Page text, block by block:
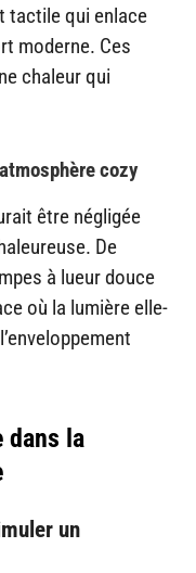
tactile qui enlace
moderne. Ces
chaleur qui
cozy
être négligée
De
à lueur douce
où la lumière elle-
dans la
un